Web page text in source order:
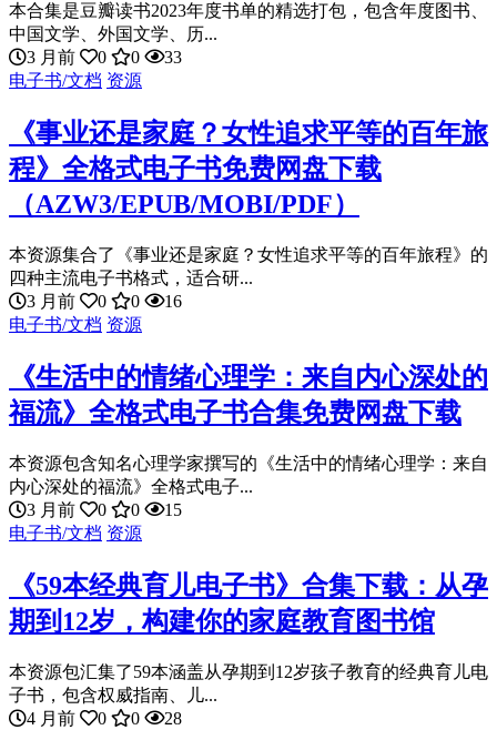
本合集是豆瓣读书2023年度书单的精选打包，包含年度图书、
中国文学、外国文学、历...
3 月前
0 0
33
电子书/文档 资源
《事业还是家庭？女性追求平等的百年旅
程》全格式电子书免费网盘下载
（AZW3/EPUB/MOBI/PDF）
本资源集合了《事业还是家庭？女性追求平等的百年旅程》的
四种主流电子书格式，适合研...
3 月前
0 0
16
电子书/文档 资源
《生活中的情绪心理学：来自内心深处的
福流》全格式电子书合集免费网盘下载
本资源包含知名心理学家撰写的《生活中的情绪心理学：来自
内心深处的福流》全格式电子...
3 月前
0 0
15
电子书/文档 资源
《59本经典育儿电子书》合集下载：从孕
期到12岁，构建你的家庭教育图书馆
本资源包汇集了59本涵盖从孕期到12岁孩子教育的经典育儿电
子书，包含权威指南、儿...
4 月前
0 0
28